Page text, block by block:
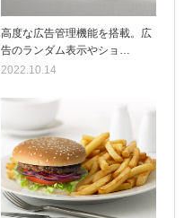
高度な広告管理機能を搭載。広
告のランダム表示やショ…
2022.10.14